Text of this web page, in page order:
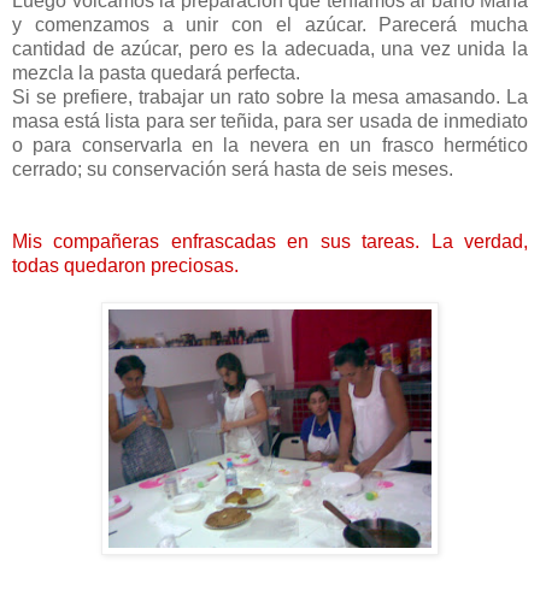
y comenzamos a unir con el azúcar. Parecerá mucha
cantidad de azúcar, pero es la adecuada, una vez unida la
mezcla la pasta quedará perfecta.
Si se prefiere, trabajar un rato sobre la mesa amasando. La
masa está lista para ser teñida, para ser usada de inmediato
o para conservarla en la nevera en un frasco hermético
cerrado; su conservación será hasta de seis meses.
Mis compañeras enfrascadas en sus tareas. La verdad,
todas quedaron preciosas.